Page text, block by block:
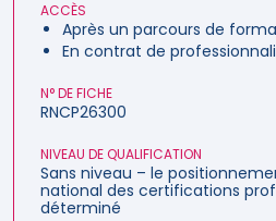
ACCÈS
Après un parcours de
En contrat de
N° DE FICHE
RNCP26300
NIVEAU DE QUALIFICATION
Sans niveau – le
national des certifications
déterminé